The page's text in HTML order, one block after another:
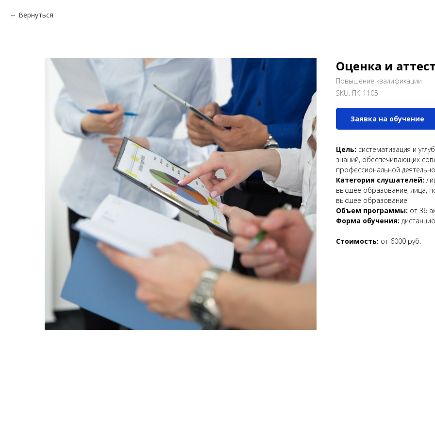
Вернуться
Оценка и
Повышение квалификации
SKU: ПК-1105
Заявка на обучение
Цель: систематизация и
знаний, обеспечивающих
профессиональной
Категория слушателей:
высшее образование; лица,
высшее образование
Объем программы: от 36
Форма обучения:
Стоимость: от 6000 руб.